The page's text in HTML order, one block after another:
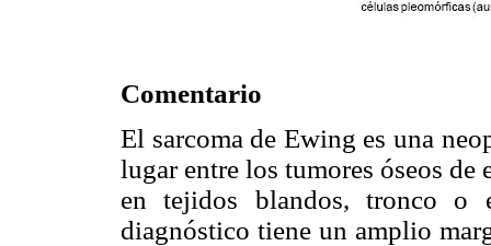
Comentario
El sarcoma de Ewing es una
lugar entre los tumores óseos de
en tejidos blandos, tronco o
diagnóstico tiene un amplio